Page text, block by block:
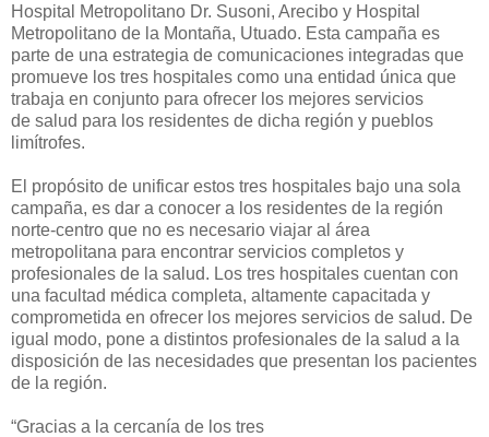
Hospital Metropolitano Dr. Susoni, Arecibo y Hospital
Metropolitano de la Montaña, Utuado. Esta campaña es
parte de una estrategia de comunicaciones integradas que
promueve los tres hospitales como una entidad única que
trabaja en conjunto para ofrecer los mejores servicios
de salud para los residentes de dicha región y pueblos
limítrofes.
El propósito de unificar estos tres hospitales bajo una sola
campaña, es dar a conocer a los residentes de la región
norte-centro que no es necesario viajar al área
metropolitana para encontrar servicios completos y
profesionales de la salud. Los tres hospitales cuentan con
una facultad médica completa, altamente capacitada y
comprometida en ofrecer los mejores servicios de salud. De
igual modo, pone a distintos profesionales de la salud a la
disposición de las necesidades que presentan los pacientes
de la región.
“Gracias a la cercanía de los tres